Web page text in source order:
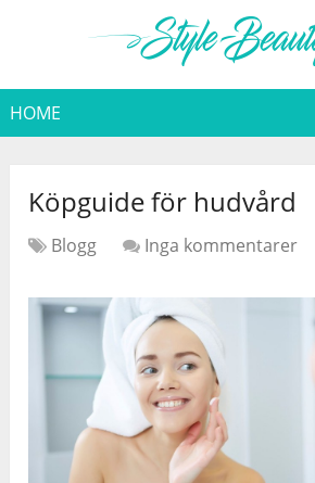
HOME
Köpguide för hudvård
Blogg Inga kommentarer